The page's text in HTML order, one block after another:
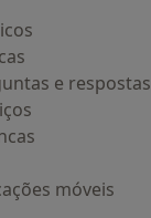
e respostas
móveis